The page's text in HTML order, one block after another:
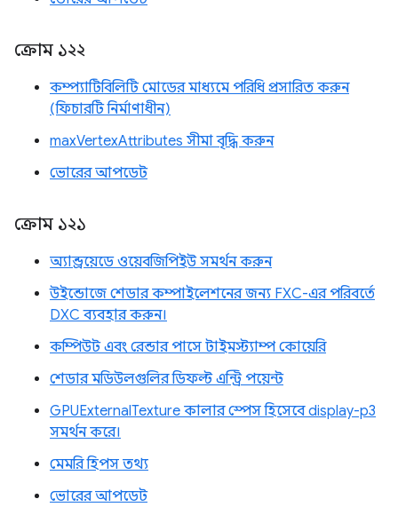
ক্রোম ১২২
কম্প্যাটিবিলিটি মোডের মাধ্যমে পরিধি প্রসারিত করুন
(ফিচারটি নির্মাণাধীন)
maxVertexAttributes সীমা বৃদ্ধি করুন
ভোরের আপডেট
ক্রোম ১২১
অ্যান্ড্রয়েডে ওয়েবজিপিইউ সমর্থন করুন
উইন্ডোজে শেডার কম্পাইলেশনের জন্য FXC-এর পরিবর্তে
DXC ব্যবহার করুন।
কম্পিউট এবং রেন্ডার পাসে টাইমস্ট্যাম্প কোয়েরি
শেডার মডিউলগুলির ডিফল্ট এন্ট্রি পয়েন্ট
GPUExternalTexture কালার স্পেস হিসেবে display-p3
সমর্থন করে।
মেমরি হিপস তথ্য
ভোরের আপডেট